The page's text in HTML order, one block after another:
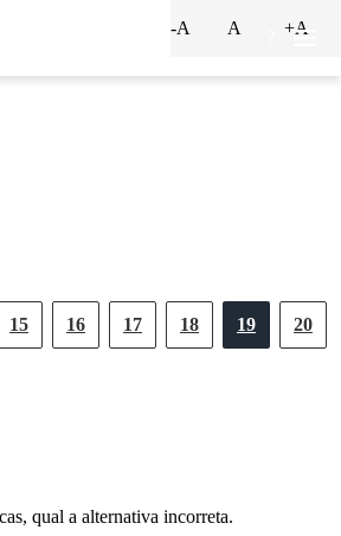
15 16 17 18 19 20
-A A +A
qual a alternativa incorreta.